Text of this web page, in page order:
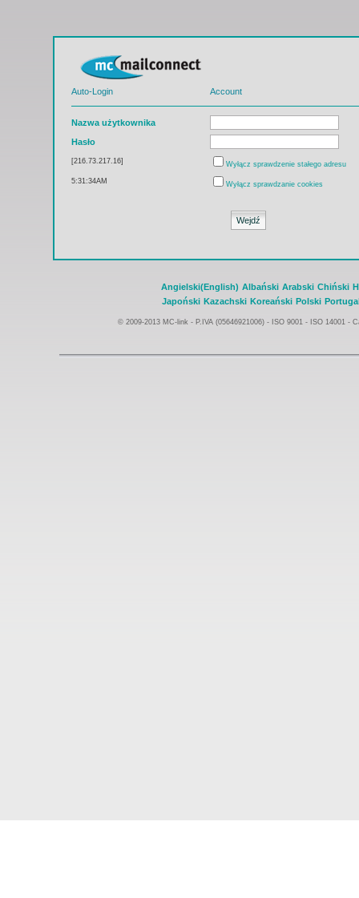
Auto-Login Account
Nazwa użytkownika
Hasło
[216.73.217.16] Wyłącz sprawdzenie stałego adresu
5:31:34AM Wyłącz sprawdzanie cookies
Angielski(English) Albański Arabski Chiński
Japoński Kazachski Koreański Polski
© 2009-2013 MC-link - P.IVA (05646921006) - ISO 9001 - ISO 14001-